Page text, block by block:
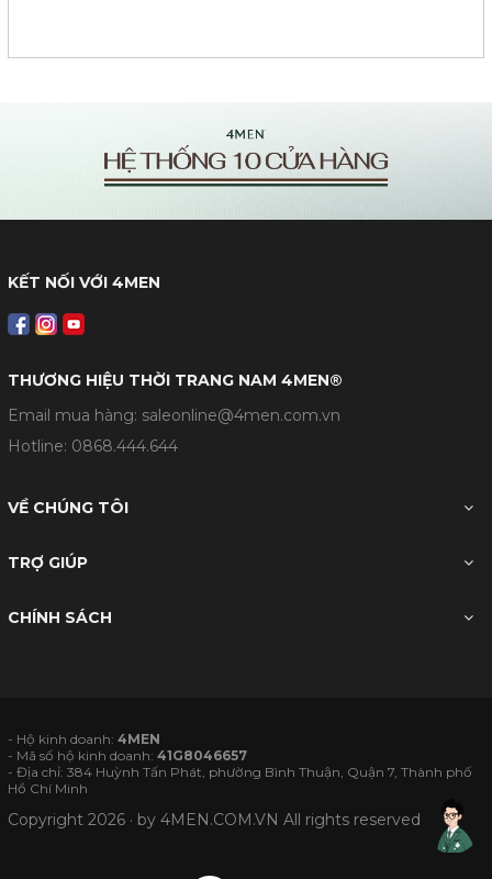
KẾT NỐI VỚI 4MEN
THƯƠNG HIỆU THỜI TRANG NAM 4MEN®
Email mua hàng: saleonline@4men.com.vn
Hotline: 0868.444.644
VỀ CHÚNG TÔI
TRỢ GIÚP
CHÍNH SÁCH
- Hộ kinh doanh:4MEN
- Mã số hộ kinh doanh:41G8046657
- Địa chỉ: 384 Huỳnh Tấn Phát, phường Bình Thuận, Quận 7, Thành phố
Hồ Chí Minh
Copyright 2026 · by4MEN.COM.VN All rights reserved